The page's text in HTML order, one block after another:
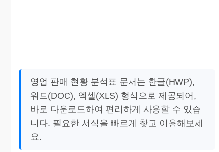
영업 판매 현황 분석표 문서는 한글(HWP),
워드(DOC), 엑셀(XLS) 형식으로 제공되어,
바로 다운로드하여 편리하게 사용할 수 있습
니다. 필요한 서식을 빠르게 찾고 이용해보세
요.